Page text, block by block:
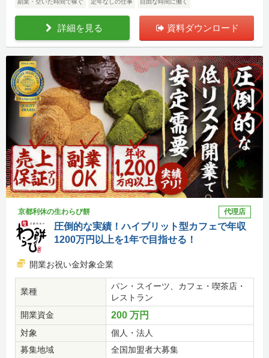
副業・空いた時間で稼ぐ 定年なしの仕事 自由な時間に働く
詳細を見る 資料ダウンロード
京都利休の生わらび餅 代理店
圧倒的な実績！ハイブリット型カフェで年収
1200万円以上を1年で目指せる！
開業お祝い金対象企業
業種
パン・スイーツ、カフェ・喫茶店・
レストラン
開業資金
200 万円
対象
個人・法人
募集地域
全国加盟者大募集